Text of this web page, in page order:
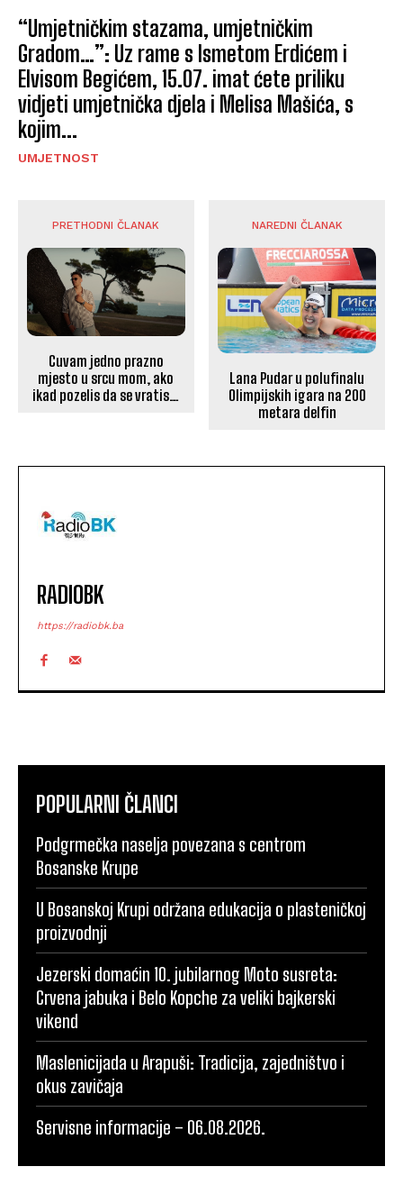
“Umjetničkim stazama, umjetničkim
Gradom…”: Uz rame s Ismetom Erdićem i
Elvisom Begićem, 15.07. imat ćete priliku
vidjeti umjetnička djela i Melisa Mašića, s
kojim...
UMJETNOST
PRETHODNI ČLANAK
Cuvam jedno prazno
mjesto u srcu mom, ako
ikad pozelis da se vratis…
NAREDNI ČLANAK
Lana Pudar u polufinalu
Olimpijskih igara na 200
metara delfin
RADIOBK
https://radiobk.ba
POPULARNI ČLANCI
Podgrmečka naselja povezana s centrom
Bosanske Krupe
U Bosanskoj Krupi održana edukacija o plasteničkoj
proizvodnji
Jezerski domaćin 10. jubilarnog Moto susreta:
Crvena jabuka i Belo Kopche za veliki bajkerski
vikend
Maslenicijada u Arapuši: Tradicija, zajedništvo i
okus zavičaja
Servisne informacije – 06.08.2026.